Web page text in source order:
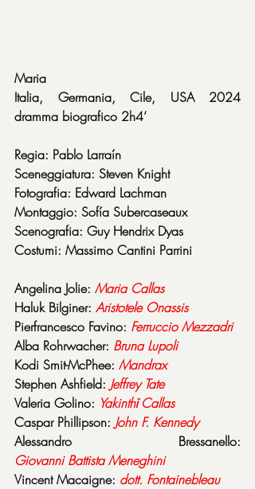
Maria
Italia, Germania, Cile, USA 2024
dramma biografico 2h4’
Regia: Pablo Larraín
Sceneggiatura: Steven Knight
Fotografia: Edward Lachman
Montaggio: Sofía Subercaseaux
Scenografia: Guy Hendrix Dyas
Costumi: Massimo Cantini Parrini
Angelina Jolie: Maria Callas
Haluk Bilginer: Aristotele Onassis
Pierfrancesco Favino: Ferruccio Mezzadri
Alba Rohrwacher: Bruna Lupoli
Kodi Smit-McPhee: Mandrax
Stephen Ashfield: Jeffrey Tate
Valeria Golino: Yakinthī Callas
Caspar Phillipson: John F. Kennedy
Giovanni Battista Meneghini
Vincent Macaigne: dott. Fontainebleau